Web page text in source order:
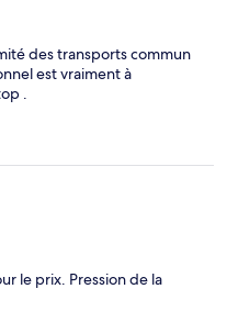
des transports commun
est vraiment à
.
le prix. Pression de la